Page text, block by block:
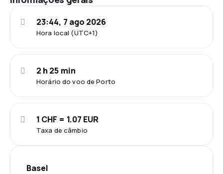
Hora local (UTC+1)
23:44, 7 ago 2026
Horário do voo de Porto
2 h 25 min
Taxa de câmbio
1 CHF = 1.07 EUR
Basel